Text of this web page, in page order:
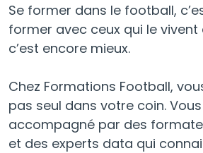
Se former dans le football,
former avec ceux qui le vivent
c’est encore mieux.
Chez Formations Football,
pas seul dans votre coin.
accompagné par des
et des experts data qui